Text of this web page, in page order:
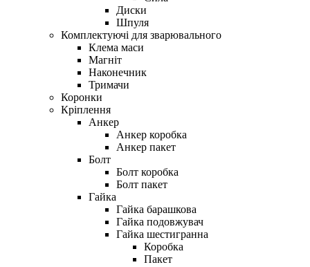
Диски
Шпуля
Комплектуючі для зварювального
Клема маси
Магніт
Наконечник
Тримачи
Коронки
Кріплення
Анкер
Анкер коробка
Анкер пакет
Болт
Болт коробка
Болт пакет
Гайка
Гайка барашкова
Гайка подовжувач
Гайка шестигранна
Коробка
Пакет